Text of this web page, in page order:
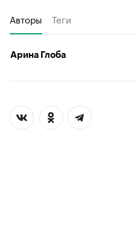
Авторы Теги
Арина Глоба